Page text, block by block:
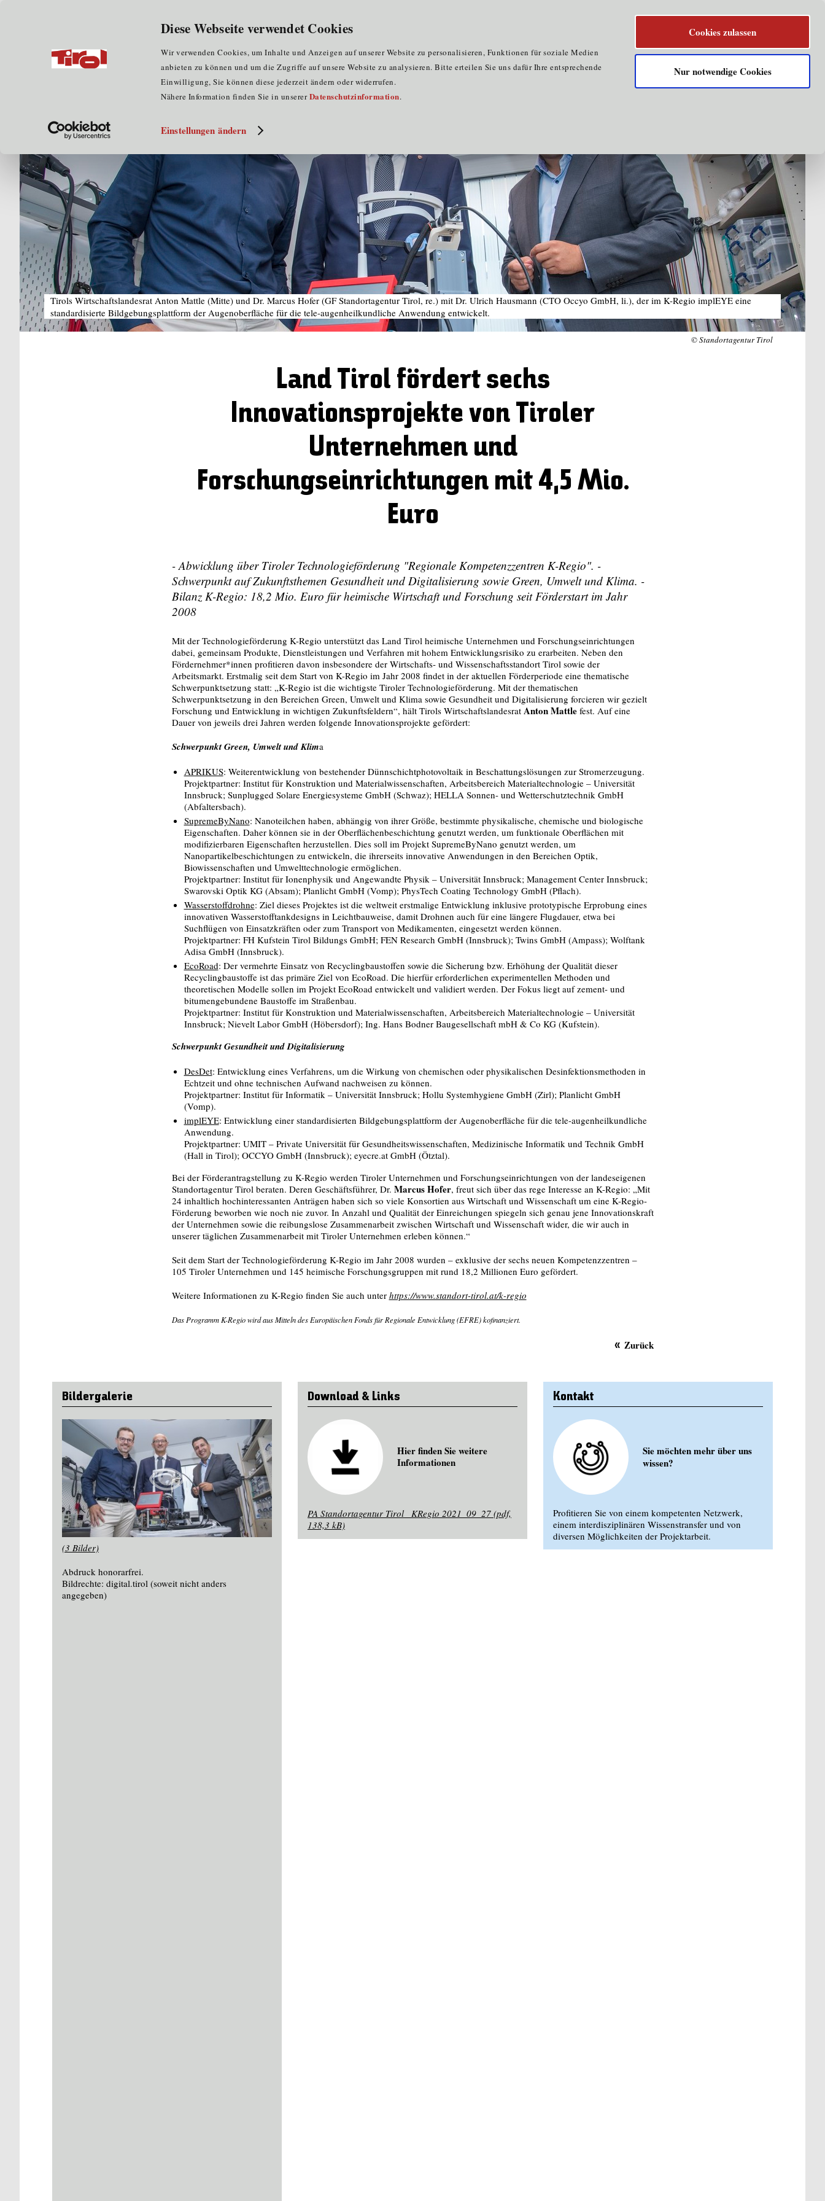
Diese Webseite verwendet Cookies
Wir verwenden Cookies, um Inhalte und Anzeigen auf unserer Website zu personalisieren, Funktionen für soziale Medien
anbieten zu können und um die Zugriffe auf unsere Website zu analysieren. Bitte erteilen Sie uns dafür Ihre entsprechende
Einwilligung, Sie können diese jederzeit ändern oder widerrufen.
Nähere Information finden Sie in unsererDatenschutzinformation.
Einstellungen ändern
Cookies zulassen
Nur notwendige Cookies
Home Blog
Tirols Wirtschaftslandesrat Anton Mattle (Mitte) und Dr. Marcus Hofer (GF Standortagentur Tirol, re.) mit Dr. Ulrich Hausmann (CTO Occyo GmbH, li.), der im K-Regio implEYE eine
standardisierte Bildgebungsplattform der Augenoberfläche für die tele-augenheilkundliche Anwendung entwickelt.
© Standortagentur Tirol
Land Tirol fördert sechs
Innovationsprojekte von Tiroler
Unternehmen und
Forschungseinrichtungen mit 4,5 Mio.
Euro
- Abwicklung über Tiroler Technologieförderung "Regionale Kompetenzzentren K-Regio". -
Schwerpunkt auf Zukunftsthemen Gesundheit und Digitalisierung sowie Green, Umwelt und Klima. -
Bilanz K-Regio: 18,2 Mio. Euro für heimische Wirtschaft und Forschung seit Förderstart im Jahr
2008
Mit der Technologieförderung K-Regio unterstützt das Land Tirol heimische Unternehmen und Forschungseinrichtungen
dabei, gemeinsam Produkte, Dienstleistungen und Verfahren mit hohem Entwicklungsrisiko zu erarbeiten. Neben den
Fördernehmer*innen profitieren davon insbesondere der Wirtschafts- und Wissenschaftsstandort Tirol sowie der
Arbeitsmarkt. Erstmalig seit dem Start von K-Regio im Jahr 2008 findet in der aktuellen Förderperiode eine thematische
Schwerpunktsetzung statt: „K-Regio ist die wichtigste Tiroler Technologieförderung. Mit der thematischen
Schwerpunktsetzung in den Bereichen Green, Umwelt und Klima sowie Gesundheit und Digitalisierung forcieren wir gezielt
Forschung und Entwicklung in wichtigen Zukunftsfeldern“, hält Tirols Wirtschaftslandesrat Anton Mattlefest. Auf eine
Dauer von jeweils drei Jahren werden folgende Innovationsprojekte gefördert:
Schwerpunkt Green, Umwelt und Klima
APRIKUS: Weiterentwicklung von bestehender Dünnschichtphotovoltaik in Beschattungslösungen zur Stromerzeugung.
Projektpartner: Institut für Konstruktion und Materialwissenschaften, Arbeitsbereich Materialtechnologie – Universität
Innsbruck; Sunplugged Solare Energiesysteme GmbH (Schwaz); HELLA Sonnen- und Wetterschutztechnik GmbH
(Abfaltersbach).
SupremeByNano: Nanoteilchen haben, abhängig von ihrer Größe, bestimmte physikalische, chemische und biologische
Eigenschaften. Daher können sie in der Oberflächenbeschichtung genutzt werden, um funktionale Oberflächen mit
modifizierbaren Eigenschaften herzustellen. Dies soll im Projekt SupremeByNano genutzt werden, um
Nanopartikelbeschichtungen zu entwickeln, die ihrerseits innovative Anwendungen in den Bereichen Optik,
Biowissenschaften und Umwelttechnologie ermöglichen.
Projektpartner: Institut für Ionenphysik und Angewandte Physik – Universität Innsbruck; Management Center Innsbruck;
Swarovski Optik KG (Absam); Planlicht GmbH (Vomp); PhysTech Coating Technology GmbH (Pflach).
Wasserstoffdrohne: Ziel dieses Projektes ist die weltweit erstmalige Entwicklung inklusive prototypische Erprobung eines
innovativen Wasserstofftankdesigns in Leichtbauweise, damit Drohnen auch für eine längere Flugdauer, etwa bei
Suchflügen von Einsatzkräften oder zum Transport von Medikamenten, eingesetzt werden können.
Projektpartner: FH Kufstein Tirol Bildungs GmbH; FEN Research GmbH (Innsbruck); Twins GmbH (Ampass); Wolftank
Adisa GmbH (Innsbruck).
EcoRoad: Der vermehrte Einsatz von Recyclingbaustoffen sowie die Sicherung bzw. Erhöhung der Qualität dieser
Recyclingbaustoffe ist das primäre Ziel von EcoRoad. Die hierfür erforderlichen experimentellen Methoden und
theoretischen Modelle sollen im Projekt EcoRoad entwickelt und validiert werden. Der Fokus liegt auf zement- und
bitumengebundene Baustoffe im Straßenbau.
Projektpartner: Institut für Konstruktion und Materialwissenschaften, Arbeitsbereich Materialtechnologie – Universität
Innsbruck; Nievelt Labor GmbH (Höbersdorf); Ing. Hans Bodner Baugesellschaft mbH & Co KG (Kufstein).
Schwerpunkt Gesundheit und Digitalisierung
DesDet: Entwicklung eines Verfahrens, um die Wirkung von chemischen oder physikalischen Desinfektionsmethoden in
Echtzeit und ohne technischen Aufwand nachweisen zu können.
Projektpartner: Institut für Informatik – Universität Innsbruck; Hollu Systemhygiene GmbH (Zirl); Planlicht GmbH
(Vomp).
implEYE: Entwicklung einer standardisierten Bildgebungsplattform der Augenoberfläche für die tele-augenheilkundliche
Anwendung.
Projektpartner: UMIT – Private Universität für Gesundheitswissenschaften, Medizinische Informatik und Technik GmbH
(Hall in Tirol); OCCYO GmbH (Innsbruck); eyecre.at GmbH (Ötztal).
Bei der Förderantragstellung zu K-Regio werden Tiroler Unternehmen und Forschungseinrichtungen von der landeseigenen
Standortagentur Tirol beraten. Deren Geschäftsführer, Dr. Marcus Hofer, freut sich über das rege Interesse an K-Regio: „Mit
24 inhaltlich hochinteressanten Anträgen haben sich so viele Konsortien aus Wirtschaft und Wissenschaft um eine K-Regio-
Förderung beworben wie noch nie zuvor. In Anzahl und Qualität der Einreichungen spiegeln sich genau jene Innovationskraft
der Unternehmen sowie die reibungslose Zusammenarbeit zwischen Wirtschaft und Wissenschaft wider, die wir auch in
unserer täglichen Zusammenarbeit mit Tiroler Unternehmen erleben können.“
Seit dem Start der Technologieförderung K-Regio im Jahr 2008 wurden – exklusive der sechs neuen Kompetenzzentren –
105 Tiroler Unternehmen und 145 heimische Forschungsgruppen mit rund 18,2 Millionen Euro gefördert.
Weitere Informationen zu K-Regio finden Sie auch unter https://www.standort-tirol.at/k-regio
Das Programm K-Regio wird aus Mitteln des Europäischen Fonds für Regionale Entwicklung (EFRE) kofinanziert.
Zurück
Bildergalerie
(3 Bilder)
Abdruck honorarfrei.
Bildrechte: digital.tirol (soweit nicht anders
angegeben)
Download & Links
Hier finden Sie weitere
Informationen
PA Standortagentur Tirol_ KRegio 2021_09_27 (pdf,
138,3 kB)
Kontakt
Sie möchten mehr über uns
wissen?
Profitieren Sie von einem kompetenten Netzwerk,
einem interdisziplinären Wissenstransfer und von
diversen Möglichkeiten der Projektarbeit.